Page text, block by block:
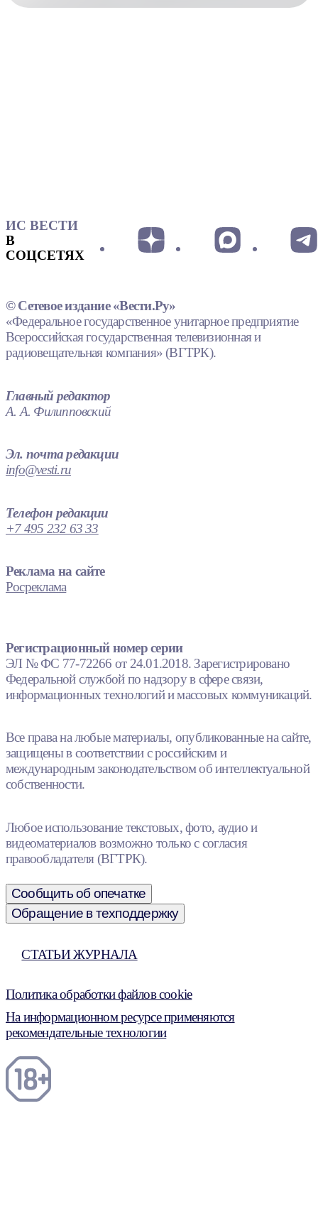
ИС ВЕСТИ
В
СОЦСЕТЯХ
© Сетевое издание «Вести.Ру»
«Федеральное государственное унитарное предприятие
Всероссийская государственная телевизионная и
радиовещательная компания» (ВГТРК).
Главный редактор
А. А. Филипповский
Эл. почта редакции
info@vesti.ru
Телефон редакции
+7 495 232 63 33
Реклама на сайте
Росреклама
Регистрационный номер серии
ЭЛ № ФС 77-72266 от 24.01.2018. Зарегистрировано
Федеральной службой по надзору в сфере связи,
информационных технологий и массовых коммуникаций.
Все права на любые материалы, опубликованные на сайте,
защищены в соответствии с российским и
международным законодательством об интеллектуальной
собственности.
Любое использование текстовых, фото, аудио и
видеоматериалов возможно только с согласия
правообладателя (ВГТРК).
Сообщить об опечатке
Обращение в техподдержку
СТАТЬИ ЖУРНАЛА
Политика обработки файлов cookie
На информационном ресурсе применяются
рекомендательные технологии